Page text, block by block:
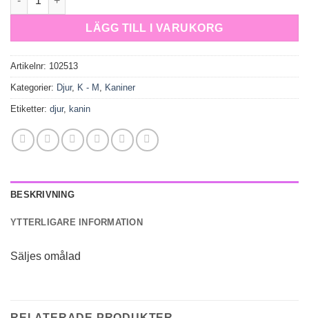
LÄGG TILL I VARUKORG
Artikelnr: 102513
Kategorier: Djur, K - M , Kaniner
Etiketter: djur, kanin
BESKRIVNING
YTTERLIGARE INFORMATION
Säljes omålad